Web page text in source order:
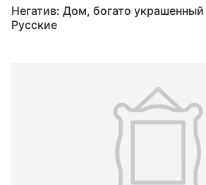
Негатив: Дом, богато
Русские